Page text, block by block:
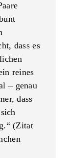
dass es
reines
– genau
dass
(Zitat